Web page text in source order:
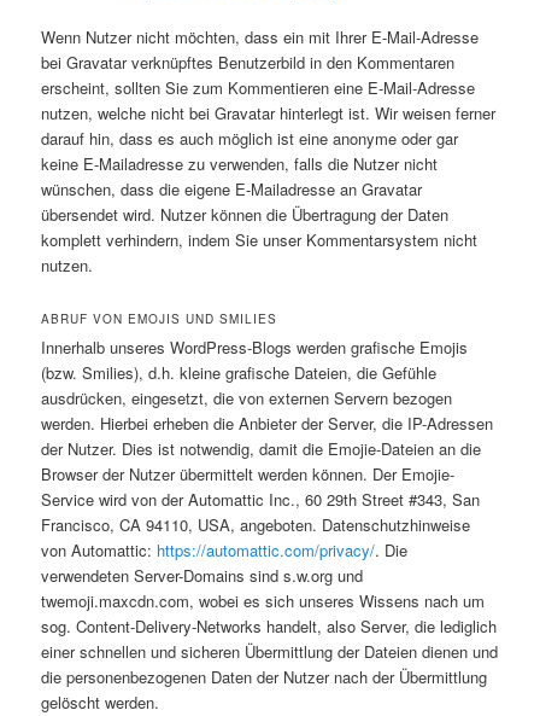
Wenn Nutzer nicht möchten, dass ein mit Ihrer E-Mail-Adresse
bei Gravatar verknüpftes Benutzerbild in den Kommentaren
erscheint, sollten Sie zum Kommentieren eine E-Mail-Adresse
nutzen, welche nicht bei Gravatar hinterlegt ist. Wir weisen ferner
darauf hin, dass es auch möglich ist eine anonyme oder gar
keine E-Mailadresse zu verwenden, falls die Nutzer nicht
wünschen, dass die eigene E-Mailadresse an Gravatar
übersendet wird. Nutzer können die Übertragung der Daten
komplett verhindern, indem Sie unser Kommentarsystem nicht
nutzen.
ABRUF VON EMOJIS UND SMILIES
Innerhalb unseres WordPress-Blogs werden grafische Emojis
(bzw. Smilies), d.h. kleine grafische Dateien, die Gefühle
ausdrücken, eingesetzt, die von externen Servern bezogen
werden. Hierbei erheben die Anbieter der Server, die IP-Adressen
der Nutzer. Dies ist notwendig, damit die Emojie-Dateien an die
Browser der Nutzer übermittelt werden können. Der Emojie-
Service wird von der Automattic Inc., 60 29th Street #343, San
Francisco, CA 94110, USA, angeboten. Datenschutzhinweise
von Automattic: https://automattic.com/privacy/. Die
verwendeten Server-Domains sind s.w.org und
twemoji.maxcdn.com, wobei es sich unseres Wissens nach um
sog. Content-Delivery-Networks handelt, also Server, die lediglich
einer schnellen und sicheren Übermittlung der Dateien dienen und
die personenbezogenen Daten der Nutzer nach der Übermittlung
gelöscht werden.